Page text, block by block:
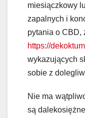
miesiączkowy
zapalnych i
pytania o CBD,
https://
wykazujących
sobie z
Nie ma
są